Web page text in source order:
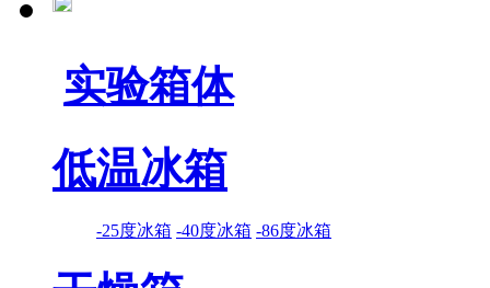
实验箱体
低温冰箱
-25度冰箱 -40度冰箱 -86度冰箱